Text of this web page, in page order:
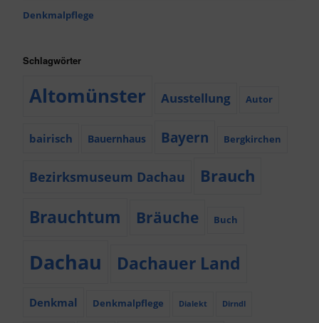
Denkmalpflege
Schlagwörter
Altomünster Ausstellung Autor
bairisch Bauernhaus Bayern Bergkirchen
Bezirksmuseum Dachau Brauch
Brauchtum Bräuche Buch
Dachau Dachauer Land
Denkmal Denkmalpflege Dialekt Dirndl